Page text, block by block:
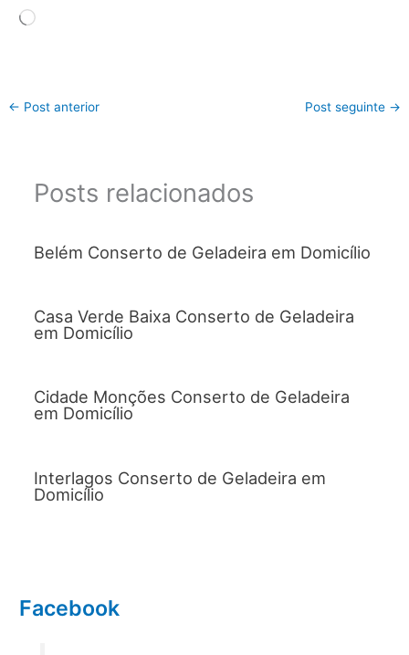
Carregando...
← Post anterior Post seguinte →
Posts relacionados
Belém Conserto de Geladeira em Domicílio
Casa Verde Baixa Conserto de Geladeira
em Domicílio
Cidade Monções Conserto de Geladeira
em Domicílio
Interlagos Conserto de Geladeira em
Domicílio
Facebook